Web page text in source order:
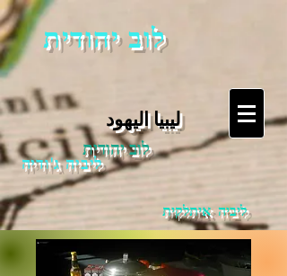
לוב יהודית
ליביה איתלקית
ליביה ג'ודיה
ليبيا اليهود
לוב יהודית